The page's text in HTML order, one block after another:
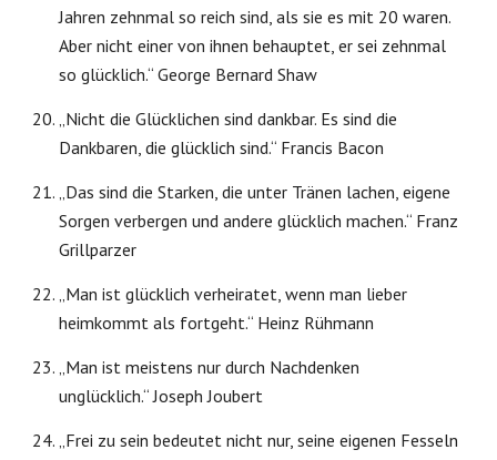
Jahren zehnmal so reich sind, als sie es mit 20 waren.
Aber nicht einer von ihnen behauptet, er sei zehnmal
so glücklich.“ George Bernard Shaw
„Nicht die Glücklichen sind dankbar. Es sind die
Dankbaren, die glücklich sind.“ Francis Bacon
„Das sind die Starken, die unter Tränen lachen, eigene
Sorgen verbergen und andere glücklich machen.“ Franz
Grillparzer
„Man ist glücklich verheiratet, wenn man lieber
heimkommt als fortgeht.“ Heinz Rühmann
„Man ist meistens nur durch Nachdenken
unglücklich.“ Joseph Joubert
„Frei zu sein bedeutet nicht nur, seine eigenen Fesseln